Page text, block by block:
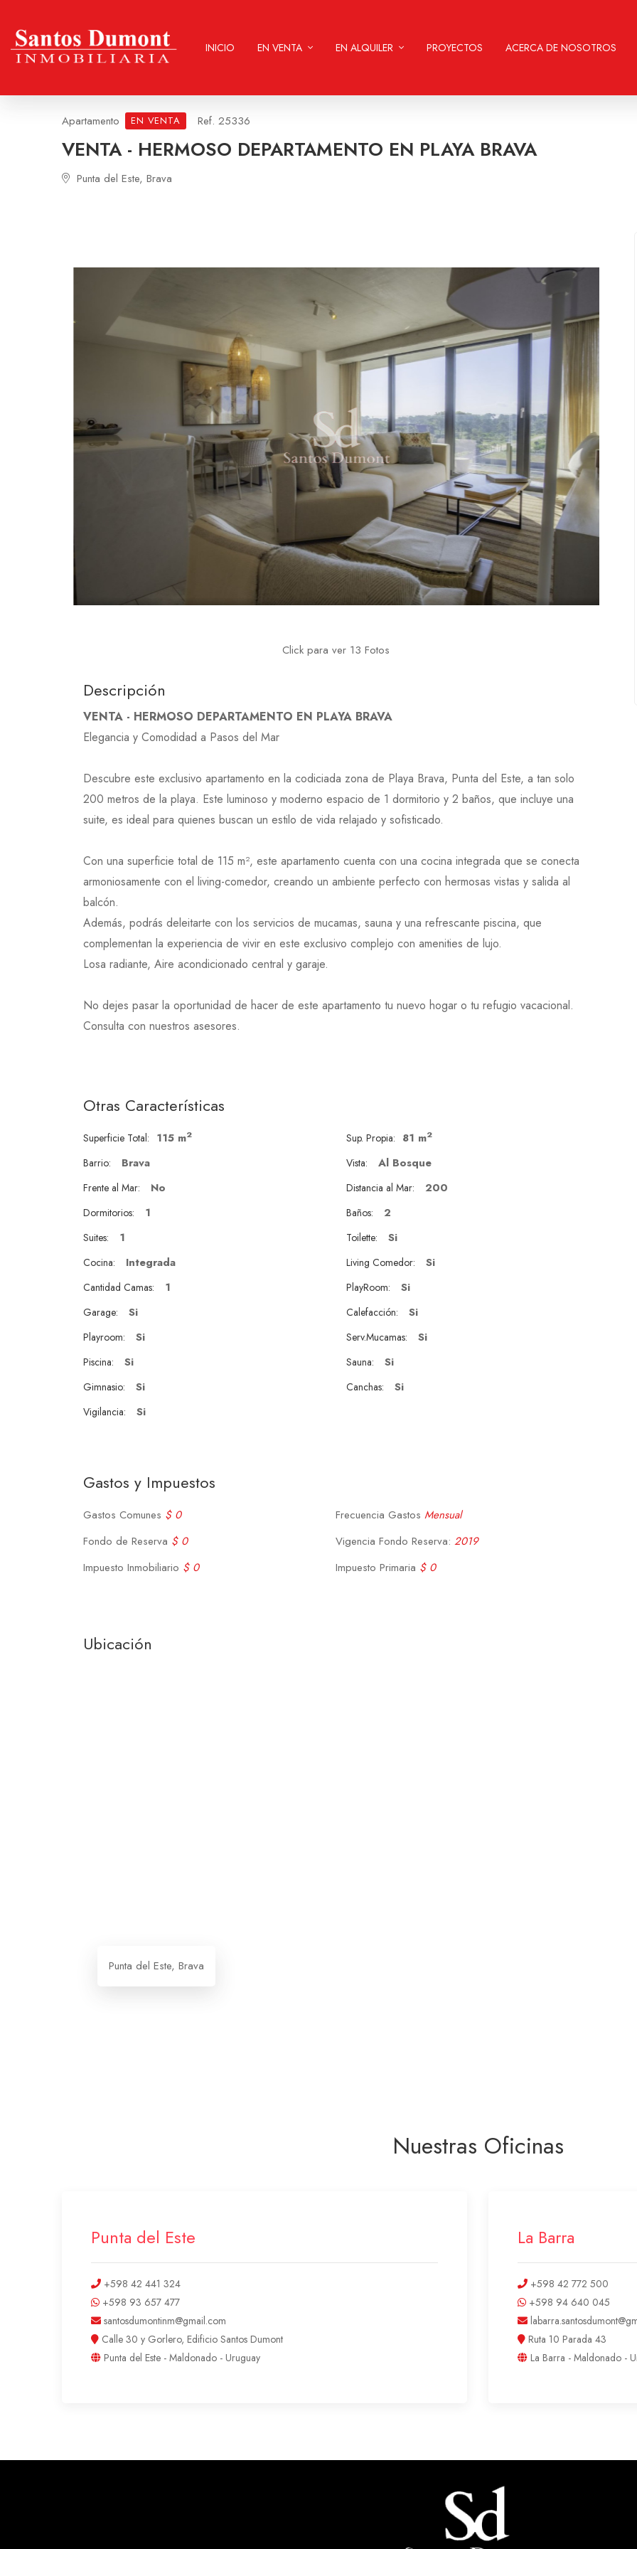
INICIO EN VENTA EN ALQUILER PROYECTOS ACERCA DE NOSOTROS
Apartamento EN VENTA Ref. 25336
VENTA - HERMOSO DEPARTAMENTO EN PLAYA BRAVA
Punta del Este, Brava
Click para ver 13 Fotos
Descripción
VENTA - HERMOSO DEPARTAMENTO EN PLAYA BRAVA
Elegancia y Comodidad a Pasos del Mar
Descubre este exclusivo apartamento en la codiciada zona de Playa Brava, Punta del Este, a tan solo
200 metros de la playa. Este luminoso y moderno espacio de 1 dormitorio y 2 baños, que incluye una
suite, es ideal para quienes buscan un estilo de vida relajado y sofisticado.
Con una superficie total de 115 m², este apartamento cuenta con una cocina integrada que se conecta
armoniosamente con el living-comedor, creando un ambiente perfecto con hermosas vistas y salida al
balcón.
Además, podrás deleitarte con los servicios de mucamas, sauna y una refrescante piscina, que
complementan la experiencia de vivir en este exclusivo complejo con amenities de lujo.
Losa radiante, Aire acondicionado central y garaje.
No dejes pasar la oportunidad de hacer de este apartamento tu nuevo hogar o tu refugio vacacional.
Consulta con nuestros asesores.
Otras Características
Superficie Total: 115 m2 Sup. Propia: 81 m2
Barrio: Brava Vista: Al Bosque
Frente al Mar: No Distancia al Mar: 200
Dormitorios: 1 Baños: 2
Suites: 1 Toilette: Si
Cocina: Integrada Living Comedor: Si
Cantidad Camas: 1 PlayRoom: Si
Garage: Si Calefacción: Si
Playroom: Si Serv.Mucamas: Si
Piscina: Si Sauna: Si
Gimnasio: Si Canchas: Si
Vigilancia: Si
Gastos y Impuestos
Gastos Comunes $ 0 Frecuencia Gastos Mensual
Fondo de Reserva $ 0 Vigencia Fondo Reserva: 2019
Impuesto Inmobiliario $ 0 Impuesto Primaria $ 0
Ubicación
Punta del Este, Brava
Nuestras Oficinas
Punta del Este
+598 42 441 324
+598 93 657 477
santosdumontinm@gmail.com
Calle 30 y Gorlero, Edificio Santos Dumont
Punta del Este - Maldonado - Uruguay
La Barra
+598 42 772 500
+598 94 640 045
Ruta 10 Parada 43
La Barra - Maldonado -